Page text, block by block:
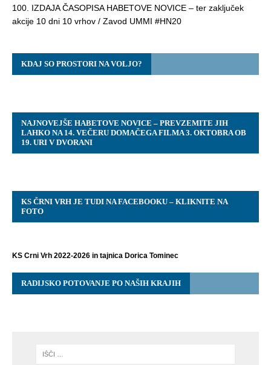
100. IZDAJA ČASOPISA HABETOVE NOVICE – ter zaključek
akcije 10 dni 10 vrhov / Zavod UMMI #HN20
KDAJ SO PROSTORI NA VOLJO?
NAJNOVEJŠE HABETOVE NOVICE – PREVZEMITE JIH
LAHKO NA 14. VEČERU DOMAČEGA FILMA 3. OKTOBRA OB
19. URI V DVORANI
KS ČRNI VRH JE TUDI NA FACEBOOKU – KLIKNITE NA
FOTO
KS Crni Vrh 2022-2026 in tajnica Dorica Tominec
RADIJSKO POTOVANJE PO NAŠIH KRAJIH